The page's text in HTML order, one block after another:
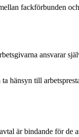
fackförbunden
ansvarar
hänsyn till
är bindande för de